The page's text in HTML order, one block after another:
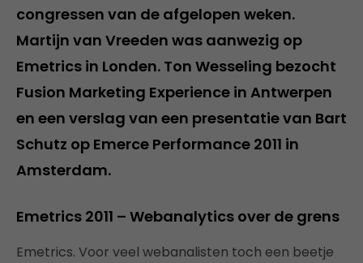
congressen van de afgelopen weken.
Martijn van Vreeden was aanwezig op
Emetrics in Londen. Ton Wesseling bezocht
Fusion Marketing Experience in Antwerpen
en een verslag van een presentatie van Bart
Schutz op Emerce Performance 2011 in
Amsterdam.
Emetrics 2011 – Webanalytics over de grens
Emetrics. Voor veel webanalisten toch een beetje